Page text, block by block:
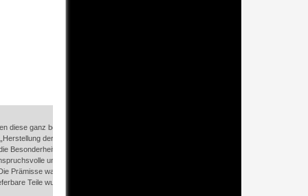
diese ganz besondere 280er Pagode anbieten zu können. Die Aufgabenstellung der
der Werksauslieferung“ heißt es in der Restaurierungsdokumentation eines
Besonderheiten der Baureihe W113 spezialisiert hat. Auf über 70 Seiten dokumentiert
und perfekte Ausführung der Arbeiten. Von der Technik über die Karosserie
Prämisse war stets klar: „das Beste oder Nichts“. So wurden ausschließlich Mercedes-
Teile wurden nachgefertigt, oder durch hochwertige Teile ersetzt.